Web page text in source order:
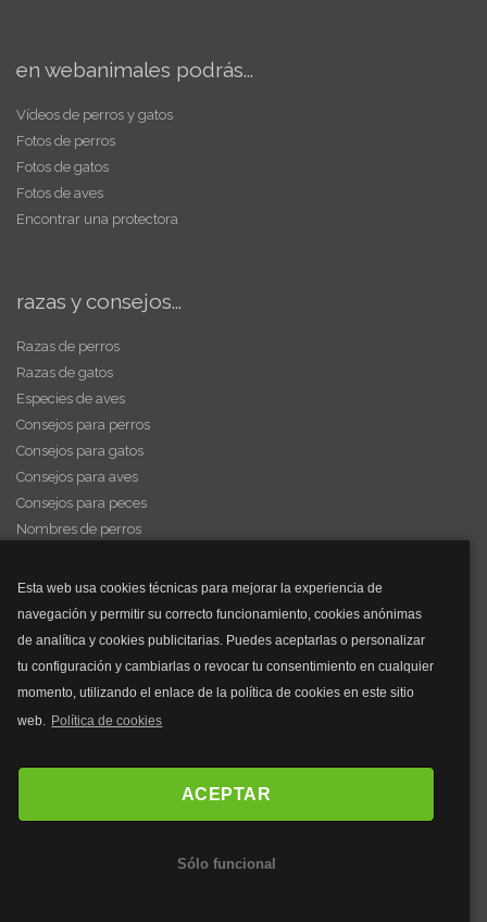
Esta web usa cookies técnicas para mejorar la experiencia de
navegación y permitir su correcto funcionamiento, cookies anónimas
de analítica y cookies publicitarias. Puedes aceptarlas o personalizar
tu configuración y cambiarlas o revocar tu consentimiento en cualquier
momento, utilizando el enlace de la política de cookies en este sitio
web. Política de cookies
ACEPTAR
Sólo funcional
en webanimales podrás...
Vídeos de perros y gatos
Fotos de perros
Fotos de gatos
Fotos de aves
Encontrar una protectora
razas y consejos...
Razas de perros
Razas de gatos
Especies de aves
Consejos para perros
Consejos para gatos
Consejos para aves
Consejos para peces
Nombres de perros
y mucho más...